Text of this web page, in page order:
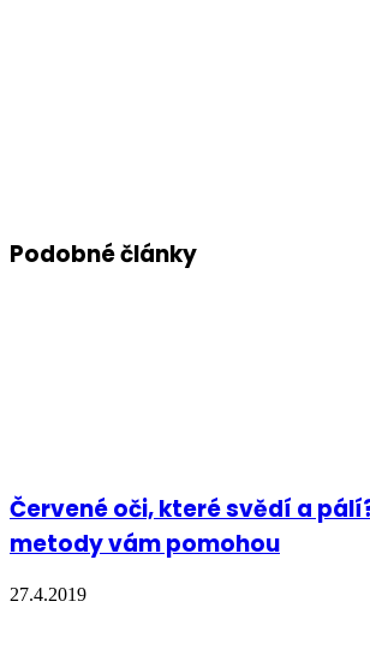
Podobné články
Červené oči, které svědí a
metody vám pomohou
27.4.2019